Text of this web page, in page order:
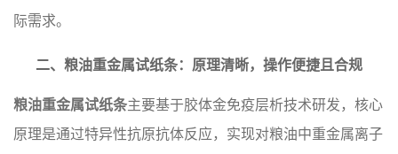
际需求。
二、粮油重金属试纸条：原理清晰，操作便捷且合规
粮油重金属试纸条主要基于胶体金免疫层析技术研发，核心
原理是通过特异性抗原抗体反应，实现对粮油中重金属离子